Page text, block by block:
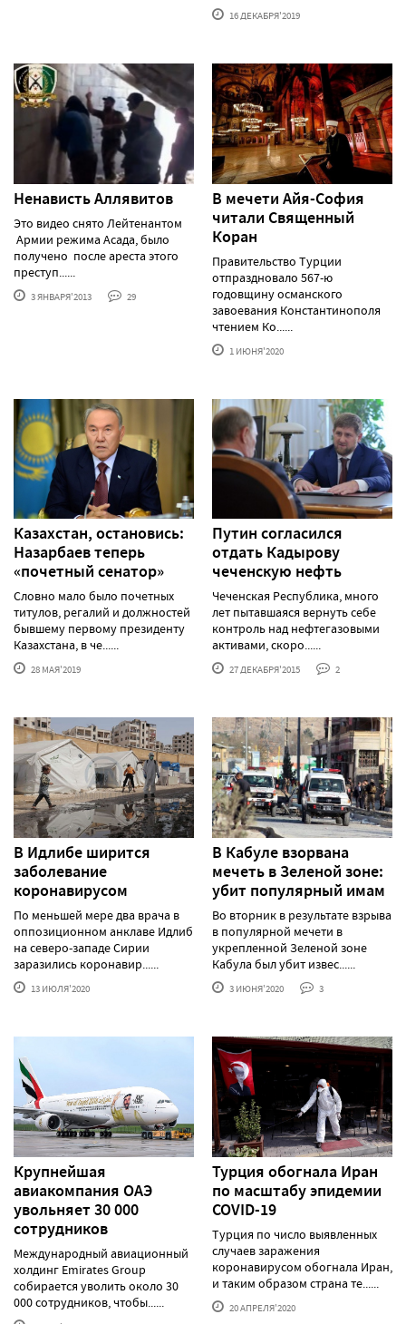
16 ДЕКАБРЯ'2019
Ненависть Аллявитов
Это видео снято Лейтенантом
Армии режима Асада, было
получено после ареста этого
преступ......
3 ЯНВАРЯ'2013 29
В мечети Айя-София
читали Священный
Коран
Правительство Турции
отпраздновало 567-ю
годовщину османского
завоевания Константинополя
чтением Ко......
1 ИЮНЯ'2020
Казахстан, остановись:
Назарбаев теперь
«почетный сенатор»
Словно мало было почетных
титулов, регалий и должностей
бывшему первому президенту
Казахстана, в че......
28 МАЯ'2019
Путин согласился
отдать Кадырову
чеченскую нефть
Чеченская Республика, много
лет пытавшаяся вернуть себе
контроль над нефтегазовыми
активами, скоро......
27 ДЕКАБРЯ'2015 2
В Идлибе ширится
заболевание
коронавирусом
По меньшей мере два врача в
оппозиционном анклаве Идлиб
на северо-западе Сирии
заразились коронавир......
13 ИЮЛЯ'2020
В Кабуле взорвана
мечеть в Зеленой зоне:
убит популярный имам
Во вторник в результате взрыва
в популярной мечети в
укрепленной Зеленой зоне
Кабула был убит извес......
3 ИЮНЯ'2020 3
Крупнейшая
авиакомпания ОАЭ
увольняет 30 000
сотрудников
Международный авиационный
холдинг Emirates Group
собирается уволить около 30
000 сотрудников, чтобы......
Турция обогнала Иран
по масштабу эпидемии
COVID-19
Турция по число выявленных
случаев заражения
коронавирусом обогнала Иран,
и таким образом страна те......
20 АПРЕЛЯ'2020